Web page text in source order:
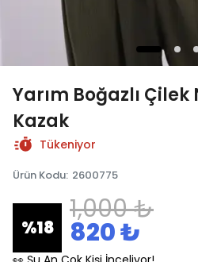
Yarım Boğazlı Çilek
Kazak
Tükeniyor
Ürün Kodu: 2600775
%18
1,000 ₺
820 ₺